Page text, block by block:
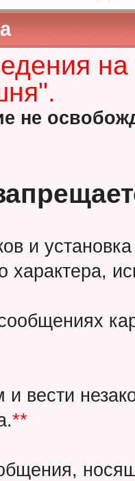
не
и
характера,
вести
**